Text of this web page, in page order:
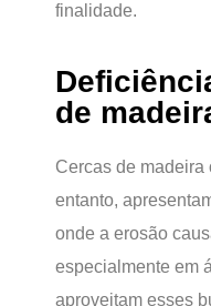
finalidade.
de
Cercas de
entanto,
onde a erosão
especialmente em
aproveitam esses